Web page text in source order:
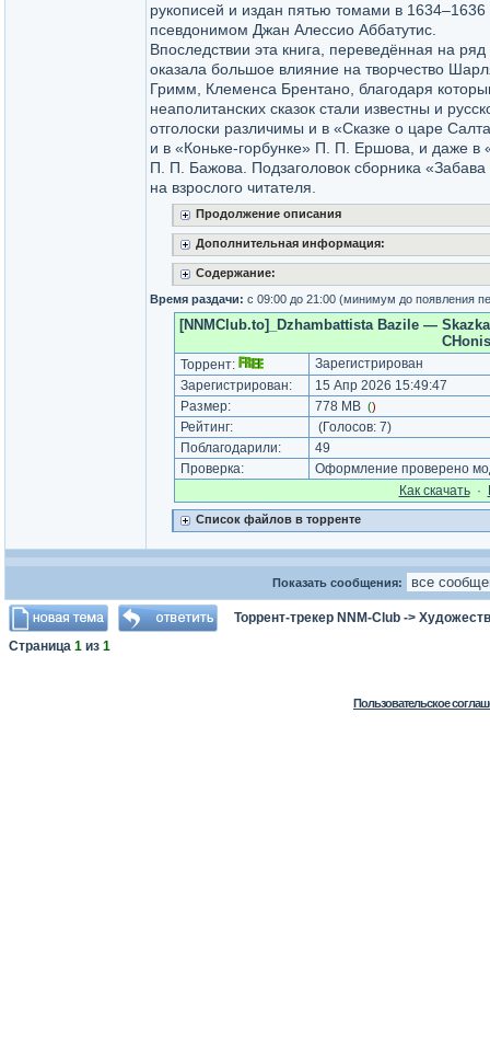
рукописей и издан пятью томами в 1634–1636
псевдонимом Джан Алессио Аббатутис.
Впоследствии эта книга, переведённая на
оказала большое влияние на творчество
Гримм, Клеменса Брентано, благодаря
неаполитанских сказок стали известны и
отголоски различимы и в «Сказке о царе
и в «Коньке-горбунке» П. П. Ершова, и даже в
П. П. Бажова. Подзаголовок сборника
на взрослого читателя.
Продолжение описания
Дополнительная информация:
Содержание:
Время раздачи: с 09:00 до 21:00 (минимум до появления
[NNMClub.to]_Dzhambattista Bazile —
Торрент:
Зарегистрирован
Зарегистрирован:
15 Апр 2026 15:49:47
Размер:
778 MB ()
Рейтинг: (Голосов: 7)
Поблагодарили:
49
Проверка:
Оформление проверено
Как cкачать·
Список файлов в торренте
Показать сообщения:
Торрент-трекер NNM-Club ->
Страница 1 из 1
Пользовательское